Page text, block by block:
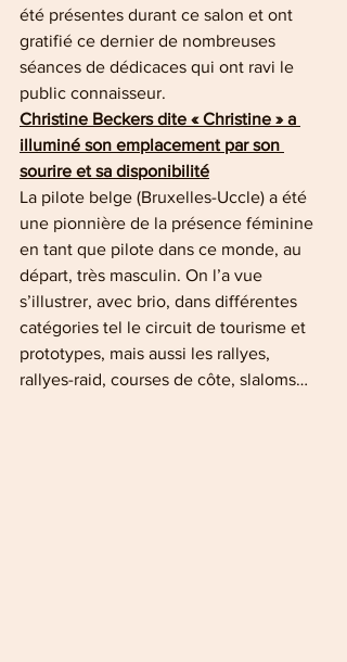
été présentes durant ce salon et ont
gratifié ce dernier de nombreuses
séances de dédicaces qui ont ravi le
public connaisseur.
Christine Beckers dite « Christine » a
illuminé son emplacement par son
sourire et sa disponibilité
La pilote belge (Bruxelles-Uccle) a été
une pionnière de la présence féminine
en tant que pilote dans ce monde, au
départ, très masculin. On l’a vue
s’illustrer, avec brio, dans différentes
catégories tel le circuit de tourisme et
prototypes, mais aussi les rallyes,
rallyes-raid, courses de côte, slaloms…